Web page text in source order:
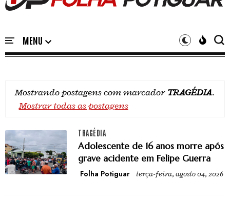
Mostrando postagens com marcador TRAGÉDIA.
Mostrar todas as postagens
TRAGÉDIA
Adolescente de 16 anos morre após
grave acidente em Felipe Guerra
Folha Potiguar terça-feira, agosto 04, 2026